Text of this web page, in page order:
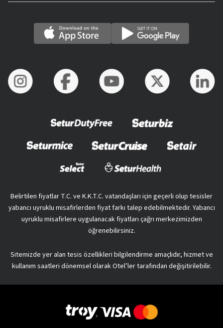
Belirtilen fiyatlar T.C. ve K.K.T.C. vatandaşları için geçerli olup tesisler
yabancı uyruklu misafirlerden fiyat farkı talep edebilmektedir. Yabancı
uyruklu misafirlere uygulanacak fiyatları çağrı merkezimizden
öğrenebilirsiniz.
Sitemizde yer alan tesis özellikleri bilgilendirme amaçlıdır, hizmet ve
kullanım saatleri dönemsel olarak Otel’ler tarafından değişitirilebilir.